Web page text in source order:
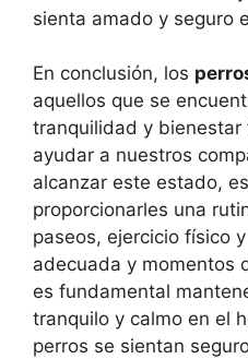
sienta amado y seguro
En conclusión, los
aquellos que se
tranquilidad y bienestar
ayudar a nuestros
alcanzar este estado,
proporcionarles una
paseos, ejercicio físico
adecuada y momentos
es fundamental
tranquilo y calmo en el
perros se sientan